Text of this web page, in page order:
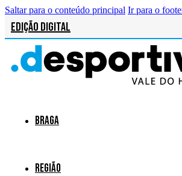
Saltar para o conteúdo principal Ir para o
Edição Digital
Braga
Região